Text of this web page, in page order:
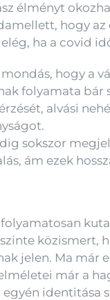
élményt
hogy
ha a covid
hogy a
folyamata
alvási
sokszor
ám ezek
közismert,
jelen. Ma
már a
identitása